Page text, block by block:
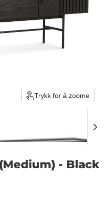
Trykk for å zoome
- Black